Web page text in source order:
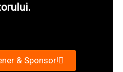
& Sponsor!